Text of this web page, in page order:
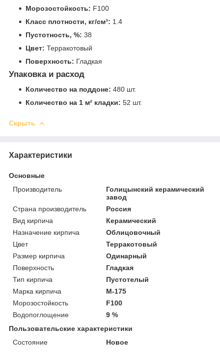
Морозостойкость: F100
Класс плотности, кг/см³: 1.4
Пустотность, %: 38
Цвет: Терракотовый
Поверхность: Гладкая
Упаковка и расход
Количество на поддоне: 480 шт.
Количество на 1 м² кладки: 52 шт.
Скрыть
Характеристики
Основные
Производитель
Голицынский керамический
завод
Страна производитель
Россия
Вид кирпича
Керамический
Назначение кирпича
Облицовочный
Цвет
Терракотовый
Размер кирпича
Одинарный
Поверхность
Гладкая
Тип кирпича
Пустотелый
Марка кирпича
М-175
Морозостойкость
F100
Водопоглощение
9 %
Пользовательские характеристики
Состояние
Новое